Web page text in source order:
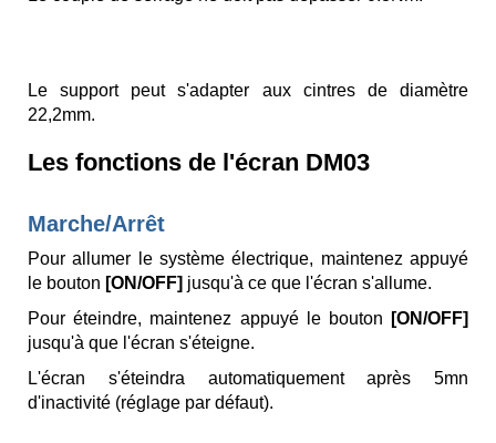
Le support peut s'adapter aux cintres de diamètre
22,2mm.
Les fonctions de l'écran DM03
Marche/Arrêt
Pour allumer le système électrique, maintenez appuyé
le bouton [ON/OFF] jusqu'à ce que l'écran s'allume.
Pour éteindre, maintenez appuyé le bouton
[ON/OFF]
jusqu'à que l'écran s'éteigne.
L'écran s'éteindra automatiquement après 5mn
d'inactivité (réglage par défaut).